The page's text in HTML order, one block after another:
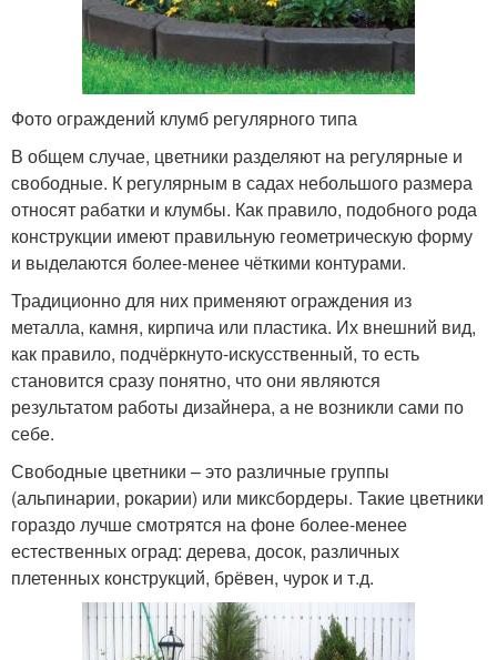
Фото ограждений клумб регулярного типа
В общем случае, цветники разделяют на регулярные и
свободные. К регулярным в садах небольшого размера
относят рабатки и клумбы. Как правило, подобного рода
конструкции имеют правильную геометрическую форму
и выделаются более-менее чёткими контурами.
Традиционно для них применяют ограждения из
металла, камня, кирпича или пластика. Их внешний вид,
как правило, подчёркнуто-искусственный, то есть
становится сразу понятно, что они являются
результатом работы дизайнера, а не возникли сами по
себе.
Свободные цветники – это различные группы
(альпинарии, рокарии) или миксбордеры. Такие цветники
гораздо лучше смотрятся на фоне более-менее
естественных оград: дерева, досок, различных
плетенных конструкций, брёвен, чурок и т.д.